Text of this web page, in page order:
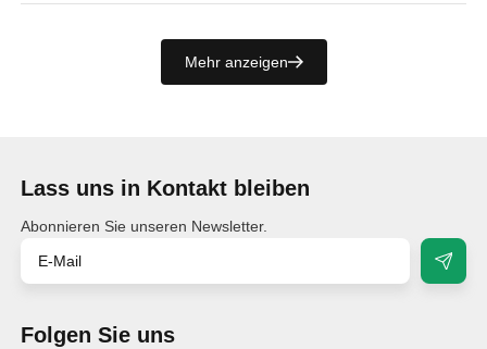
Mehr anzeigen
Lass uns in Kontakt bleiben
Abonnieren Sie unseren Newsletter.
Folgen Sie uns